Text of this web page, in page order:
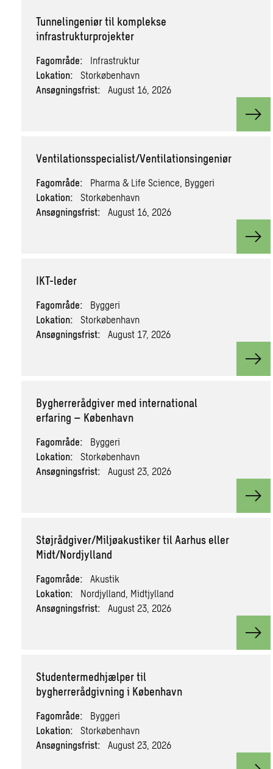
Tunnelingeniør til komplekse
infrastrukturprojekter
Fagområde:
Infrastruktur
Lokation:
Storkøbenhavn
Ansøgningsfrist:
August 16, 2026
Ventilationsspecialist/Ventilationsingeniør
Fagområde:
Pharma & Life Science, Byggeri
Lokation:
Storkøbenhavn
Ansøgningsfrist:
August 16, 2026
IKT-leder
Fagområde:
Byggeri
Lokation:
Storkøbenhavn
Ansøgningsfrist:
August 17, 2026
Bygherrerådgiver med international
erfaring – København
Fagområde:
Byggeri
Lokation:
Storkøbenhavn
Ansøgningsfrist:
August 23, 2026
Støjrådgiver/Miljøakustiker til Aarhus eller
Midt/Nordjylland
Fagområde:
Akustik
Lokation:
Nordjylland, Midtjylland
Ansøgningsfrist:
August 23, 2026
Studentermedhjælper til
bygherrerådgivning i København
Fagområde:
Byggeri
Lokation:
Storkøbenhavn
Ansøgningsfrist:
August 23, 2026